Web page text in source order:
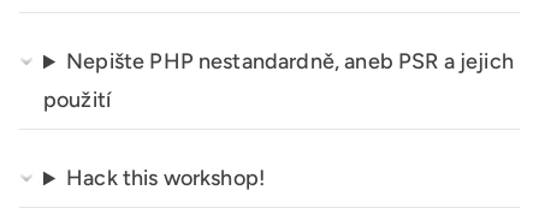
Nepište PHP nestandardně, aneb PSR a jejich
použití
Hack this workshop!